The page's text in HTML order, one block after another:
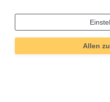
Allen